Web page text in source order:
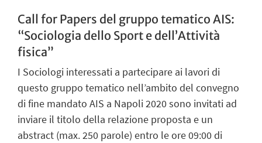
Call for Papers del gruppo tematico AIS:
“Sociologia dello Sport e dell’Attività
fisica”
I Sociologi interessati a partecipare ai lavori di
questo gruppo tematico nell’ambito del convegno
di fine mandato AIS a Napoli 2020 sono invitati ad
inviare il titolo della relazione proposta e un
abstract (max. 250 parole) entro le ore 09:00 di